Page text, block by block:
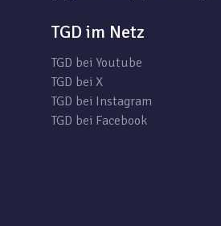
TGD im Netz
TGD bei Youtube
TGD bei X
TGD bei Instagram
TGD bei Facebook